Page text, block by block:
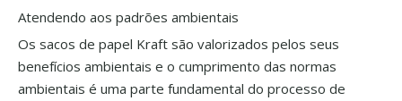
Atendendo aos padrões ambientais
Os sacos de papel Kraft são valorizados pelos seus
benefícios ambientais e o cumprimento das normas
ambientais é uma parte fundamental do processo de